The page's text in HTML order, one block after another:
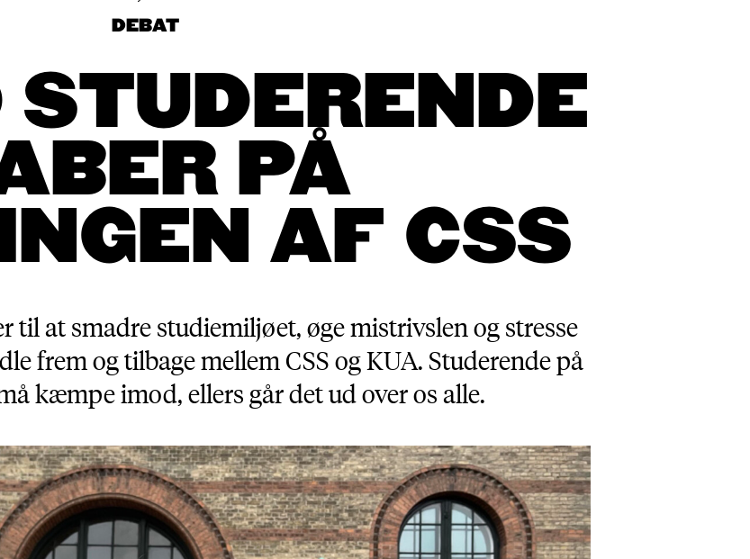
DEBAT
PÅ
AF CSS
til at smadre studiemiljøet, øge mistrivslen og stresse
frem og tilbage mellem CSS og KUA. Studerende på
kæmpe imod, ellers går det ud over os alle.